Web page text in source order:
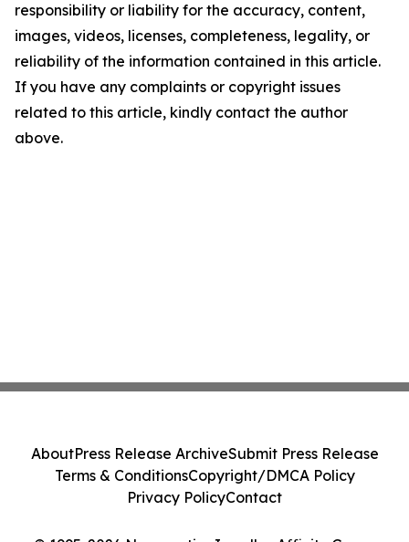
responsibility or liability for the accuracy, content,
images, videos, licenses, completeness, legality, or
reliability of the information contained in this article.
If you have any complaints or copyright issues
related to this article, kindly contact the author
above.
AboutPress Release ArchiveSubmit Press Release
Terms & ConditionsCopyright/DMCA Policy
Privacy PolicyContact